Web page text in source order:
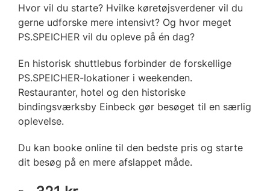
Hvor vil du starte? Hvilke køretøjsverdener vil du
gerne udforske mere intensivt? Og hvor meget
PS.SPEICHER vil du opleve på én dag?
En historisk shuttlebus forbinder de forskellige
PS.SPEICHER-lokationer i weekenden.
Restauranter, hotel og den historiske
bindingsværksby Einbeck gør besøget til en særlig
oplevelse.
Du kan booke online til den bedste pris og starte
dit besøg på en mere afslappet måde.